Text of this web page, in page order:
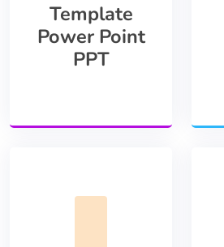
Template
Power Point
PPT